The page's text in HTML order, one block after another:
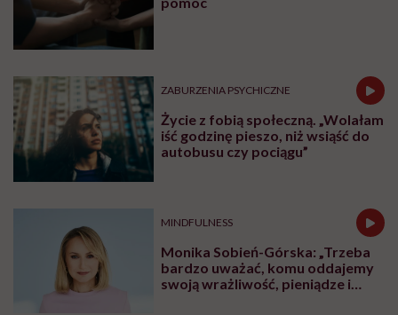
ZABURZENIA PSYCHICZNE
Życie z fobią społeczną. „Wolałam
iść godzinę pieszo, niż wsiąść do
autobusu czy pociągu”
MINDFULNESS
Monika Sobień-Górska: „Trzeba
bardzo uważać, komu oddajemy
swoją wrażliwość, pieniądze i